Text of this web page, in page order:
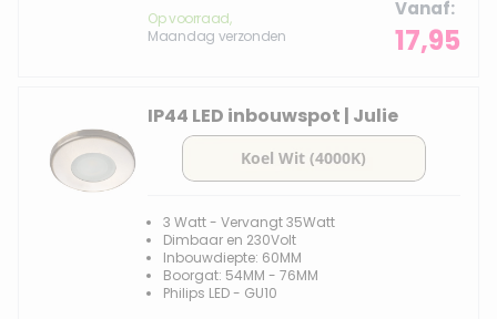
Op voorraad,
Maandag verzonden
Vanaf
17,95
IP44 LED inbouwspot | Julie
3 Watt - Vervangt 35Watt
Dimbaar en 230Volt
Inbouwdiepte: 60MM
Boorgat: 54MM - 76MM
Philips LED - GU10